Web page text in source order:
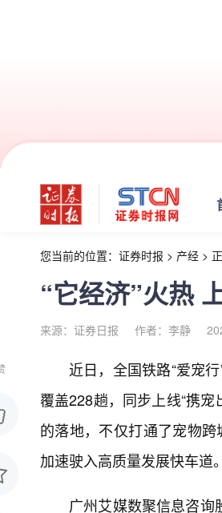
您当前的位置： 证券时报 > 产经 >
“它经济”火热
来源：证券日报 作者：李静
近日，全国铁路“爱宠
覆盖228趟，同步上线“携
的落地，不仅打通了宠物
加速驶入高质量发展快车道。
广州艾媒数聚信息咨询